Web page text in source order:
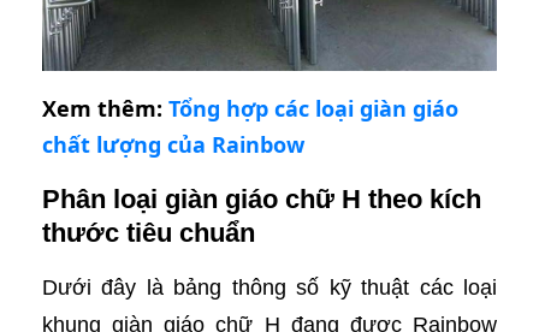
Xem thêm: Tổng hợp các loại giàn giáo
chất lượng của Rainbow
Phân loại giàn giáo chữ H theo kích
thước tiêu chuẩn
Dưới đây là bảng thông số kỹ thuật các loại
khung giàn giáo chữ H đang được Rainbow